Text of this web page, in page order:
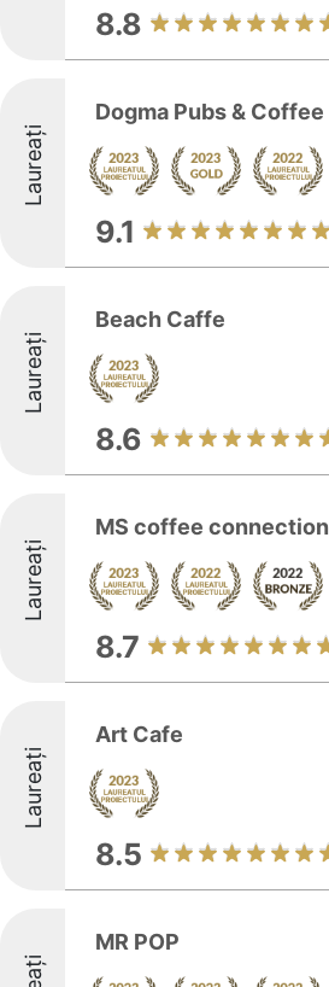
8.8
Laureați
Dogma Pubs & Coffee
9.1
Laureați
Beach Caffe
8.6
Laureați
MS coffee connection
8.7
Laureați
Art Cafe
8.5
MR POP